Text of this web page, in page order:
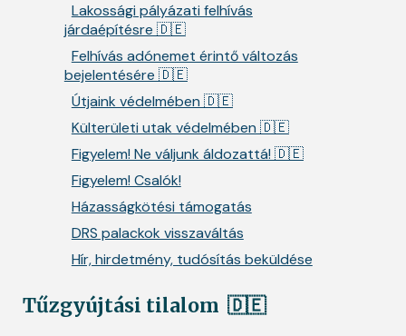
Lakossági pályázati felhívás
járdaépítésre 🇩🇪
Felhívás adónemet érintő változás
bejelentésére 🇩🇪
Útjaink védelmében 🇩🇪
Külterületi utak védelmében 🇩🇪
Figyelem! Ne váljunk áldozattá! 🇩🇪
Figyelem! Csalók!
Házasságkötési támogatás
DRS palackok visszaváltás
Hír, hirdetmény, tudósítás beküldése
Tűzgyújtási tilalom 🇩🇪